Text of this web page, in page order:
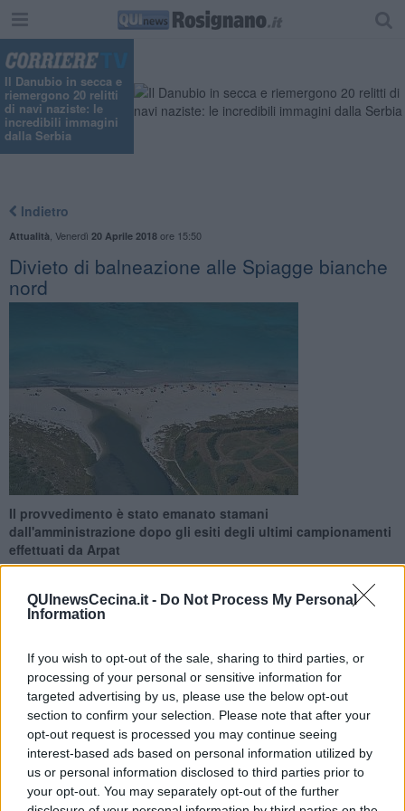
QUInewsCecina.it - Do Not Process My Personal
Information
If you wish to opt-out of the sale, sharing to third parties, or
processing of your personal or sensitive information for
targeted advertising by us, please use the below opt-out
section to confirm your selection. Please note that after your
opt-out request is processed you may continue seeing
interest-based ads based on personal information utilized by
us or personal information disclosed to third parties prior to
your opt-out. You may separately opt-out of the further
Il Danubio in secca e
riemergono 20 relitti
di navi naziste: le
incredibili immagini
dalla Serbia
Indietro
Attualità Venerdì 20 Aprile 2018ore 15:50
Divieto di balneazione alle Spiagge bianche
nord
Il provvedimento è stato emanato stamani
dall'amministrazione dopo gli esiti degli ultimi campionamenti
effettuati da Arpat
ROSIGNANO MARITTIMO — E’ interdetta la balneazione nel tratto
di litorale definito Spiagge Bianche Nord, compreso tra il
di presa Solvay (località Lillatro) e l’inizio dell’area dove vige il
divieto di balneazione presso ilcanale Pisano (fosso Bianco).
Lo prevede l’ ordinanza
disposta in data odierna, venerdì 20 aprile,
dal sindaco Alessandro Franchi a seguito della comunicazione di
Arpatrelativa al lieve superamento del valore deglienterococchi
intestinali, constatato sul campione prelevato il 17 aprile nel tratto